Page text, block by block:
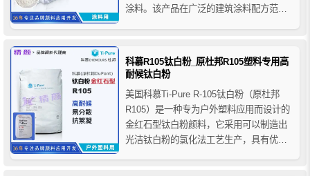
涂料。该产品在广泛的建筑涂料配方范围
6300采用氯化法工艺生产，经过高度表面
包膜处理，展现了卓越的白度和遮盖力。
科慕R105钛白粉_原杜邦R105塑料专用高
耐候钛白粉
美国科慕Ti-Pure R-105钛白粉（原杜邦
R105）是一种专为户外塑料应用而设计的
金红石型钛白粉颜料，它采用可以制造出
光洁钛白粉的氯化法工艺生产，具有优异